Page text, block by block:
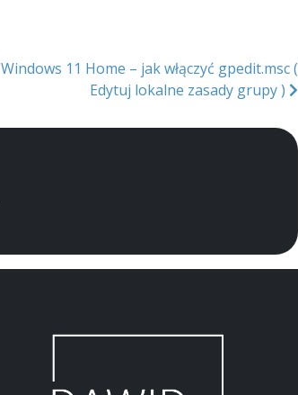
Windows 11 Home – jak włączyć gpedit.msc (
Edytuj lokalne zasady grupy )